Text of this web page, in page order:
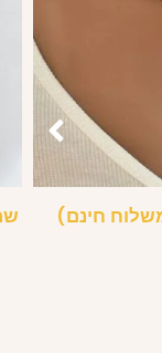
חינם)